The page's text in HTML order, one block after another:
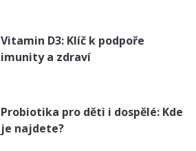
Vitamin D3: Klíč k podpoře
imunity a zdraví
Probiotika pro děti i dospělé: Kde
je najdete?